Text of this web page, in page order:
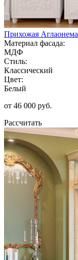
Прихожая Аглаонема
Материал фасада:
МДФ
Стиль:
Классический
Цвет:
Белый
от 46 000 руб.
Рассчитать